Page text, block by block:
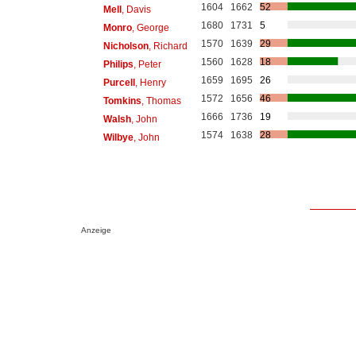
Mell, Davis 1604 1662
52
Monro, George 1680 1731
5
Nicholson, Richard 1570 1639
29
Philips , Peter 1560 1628
18
Purcell, Henry 1659 1695
26
Tomkins , Thomas 1572 1656
46
Walsh, John 1666 1736
19
Wilbye, John 1574 1638 28
Anzeige